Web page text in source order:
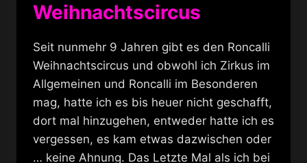
Weihnachtscircus
Seit nunmehr 9 Jahren gibt es den Roncalli
Weihnachtscircus und obwohl ich Zirkus im
Allgemeinen und Roncalli im Besonderen
mag, hatte ich es bis heuer nicht geschafft,
dort mal hinzugehen, entweder hatte ich es
vergessen, es kam etwas dazwischen oder
… keine Ahnung. Das Letzte Mal als ich bei